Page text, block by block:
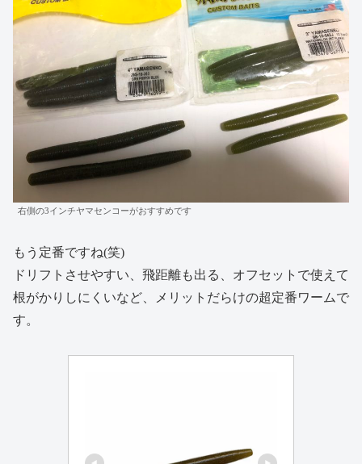
右側の3インチヤマセンコーがおすすめです
もう定番ですね(笑)
ドリフトさせやすい、飛距離も出る、オフセットで使えて
根がかりしにくいなど、メリットだらけの超定番ワームで
す。